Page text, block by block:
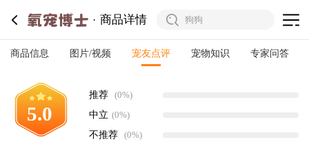
商品详情
商品信息 图片/视频 宠友点评 宠物知识 专家问答
5.0
推荐 (0%)
中立 (0%)
不推荐 (0%)